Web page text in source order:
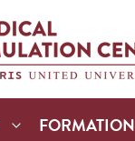
FORMATION